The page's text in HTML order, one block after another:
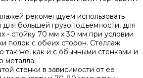
рекомендуем использовать
большей грузоподъемности, для
- стойку 70 мм х 30 мм при условии
полок с обеих сторон. Стеллаж
так же, как и с обычными стенками и
металла.
стенки в зависимости от её